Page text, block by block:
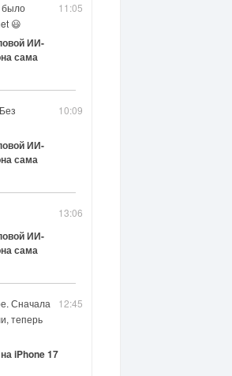
11:05
😃
ИИ-
сама
10:09
ИИ-
сама
13:06
ИИ-
сама
12:45
Сначала
теперь
iPhone 17